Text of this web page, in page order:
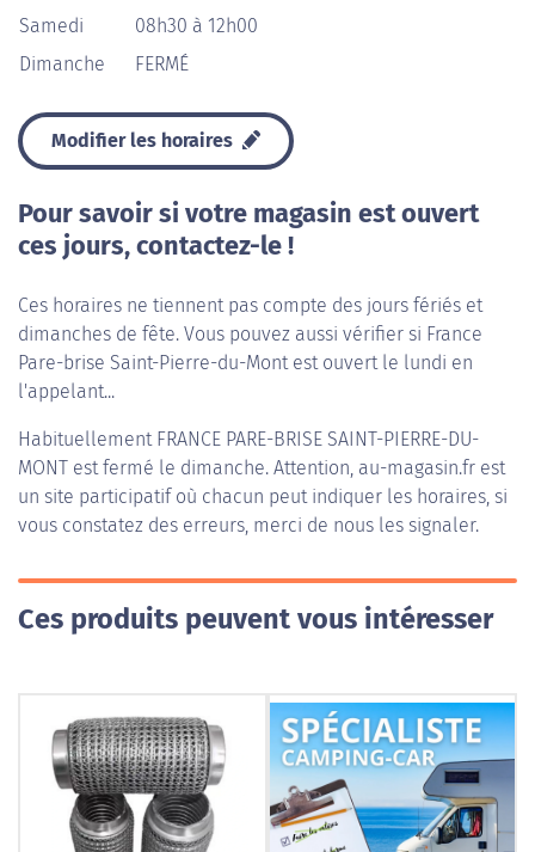
Samedi
08h30 à 12h00
Dimanche
FERMÉ
Modifier les horaires
Pour savoir si votre magasin est ouvert
ces jours, contactez-le !
Ces horaires ne tiennent pas compte des jours fériés et
dimanches de fête. Vous pouvez aussi vérifier si France
Pare-brise Saint-Pierre-du-Mont est ouvert le lundi en
l'appelant...
Habituellement FRANCE PARE-BRISE SAINT-PIERRE-DU-
MONT est fermé le dimanche. Attention, au-magasin.fr est
un site participatif où chacun peut indiquer les horaires, si
vous constatez des erreurs, merci de nous les signaler.
Ces produits peuvent vous intéresser